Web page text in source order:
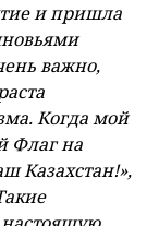
и пришла
важно,
Когда мой
Флаг на
Казахстан!»,